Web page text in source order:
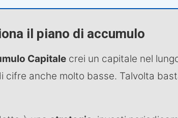
il piano di accumulo
Capitale crei un capitale nel
cifre anche molto basse. Talvolta